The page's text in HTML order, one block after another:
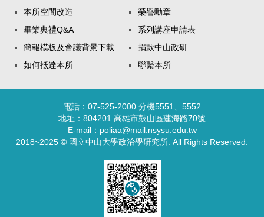
本所空間改造
榮譽勳章
畢業典禮Q&A
系列講座申請表
簡報模板及會議背景下載
捐款中山政研
如何抵達本所
聯繫本所
電話：07-525-2000 分機5551、5552
地址：804201 高雄市鼓山區蓮海路70號
E-mail：poliaa@mail.nsysu.edu.tw
2018~2025 © 國立中山大學政治學研究所. All Rights Reserved.